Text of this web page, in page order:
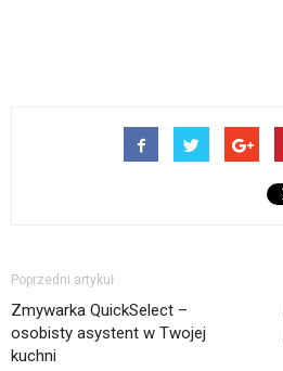
Poprzedni artykuł
Zmywarka QuickSelect –
osobisty asystent w Twojej
kuchni